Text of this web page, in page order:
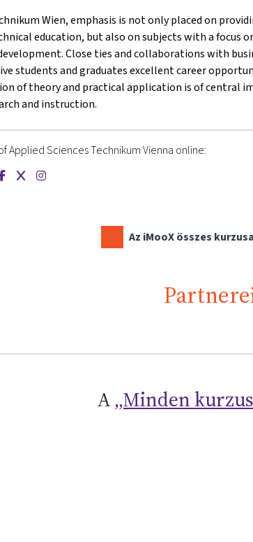
Wien, emphasis is not only placed on
education, but also on subjects with a focus
Close ties and collaborations with
students and graduates excellent career
of theory and practical application is of central
and instruction.
Applied Sciences Technikum Vienna online:
Technikum Wien{mlang}{mlang
de}FH Technikum Wien{mlang}{mlang
{mlang de}FH Technikum Wien{mlang}{mlang
{mlang de}FH Technikum Wien{mlang}{mlang
{mlang de}FH Technikum
Az iMooX összes
A „Minden